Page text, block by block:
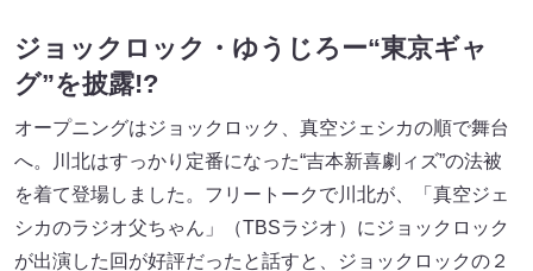
ジョックロック・ゆうじろー“東京ギャ
グ”を披露!?
オープニングはジョックロック、真空ジェシカの順で舞台
へ。川北はすっかり定番になった“吉本新喜劇ィズ”の法被
を着て登場しました。フリートークで川北が、「真空ジェ
シカのラジオ父ちゃん」（TBSラジオ）にジョックロック
が出演した回が好評だったと話すと、ジョックロックの２